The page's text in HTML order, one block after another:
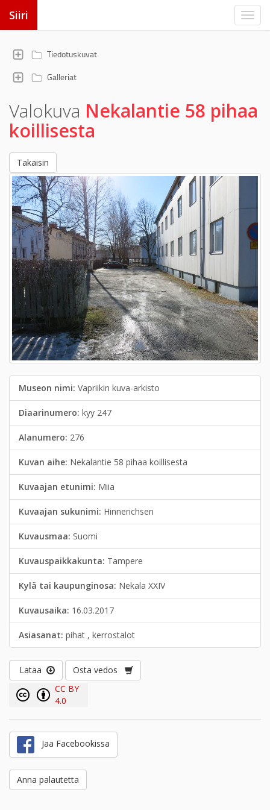
Siiri
Tiedotuskuvat
Galleriat
Valokuva Nekalantie 58 pihaa
koillisesta
Takaisin
Museon nimi: Vapriikin kuva-arkisto
Diaarinumero: kyy 247
Alanumero: 276
Kuvan aihe: Nekalantie 58 pihaa koillisesta
Kuvaajan etunimi: Miia
Kuvaajan sukunimi: Hinnerichsen
Kuvausmaa: Suomi
Kuvauspaikkakunta: Tampere
Kylä tai kaupunginosa: Nekala XXIV
Kuvausaika: 16.03.2017
Asiasanat: pihat , kerrostalot
Lataa
Osta vedos
CC BY
4.0
Jaa Facebookissa
Anna palautetta